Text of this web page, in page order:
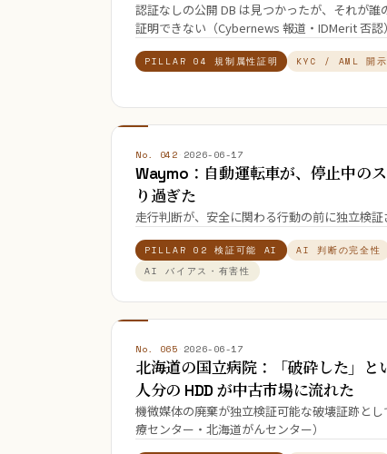
認証なしの公開 DB は見つかったが、それが
証明できない（Cybernews 報道・IDMerit 否認）
PILLAR 04 規制属性証明 KYC / AML 開示
No. 042 2026-06-17
Waymo：自動運転車が、停止中の
り過ぎた
走行判断が、安全に関わる行動の前に独立検証
PILLAR 02 検証可能 AI AI 判断の完全性
AI バイアス・有害性
No. 065 2026-06-17
北海道の国立病院：「破砕した」と
人分の HDD が中古市場に流れた
機微媒体の廃棄が独立検証可能な破壊証跡と
療センター・北海道がんセンター）